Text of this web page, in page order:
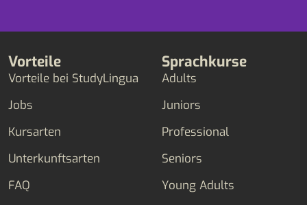
Vorteile
Vorteile bei StudyLingua
Jobs
Kursarten
Unterkunftsarten
FAQ
Sprachkurse
Adults
Juniors
Professional
Seniors
Young Adults